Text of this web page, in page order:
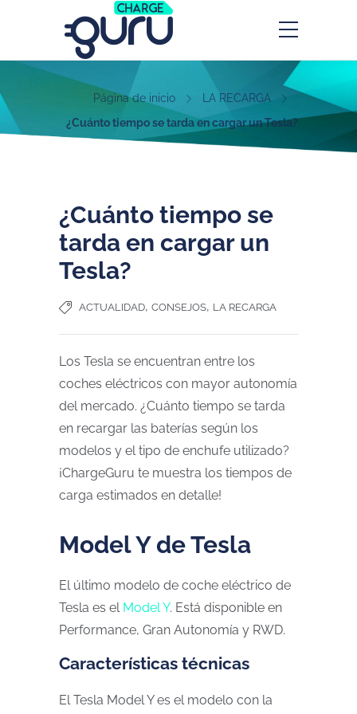
Página de inicio
LA RECARGA
¿Cuánto tiempo se tarda en cargar un Tesla?
¿Cuánto tiempo se
tarda en cargar un
Tesla?
ACTUALIDAD, CONSEJOS, LA RECARGA
Los Tesla se encuentran entre los
coches eléctricos con mayor autonomía
del mercado. ¿Cuánto tiempo se tarda
en recargar las baterías según los
modelos y el tipo de enchufe utilizado?
¡ChargeGuru te muestra los tiempos de
carga estimados en detalle!
Model Y de Tesla
El último modelo de coche eléctrico de
Tesla es el Model Y. Está disponible en
Performance, Gran Autonomía y RWD.
Características técnicas
El Tesla Model Y es el modelo con la